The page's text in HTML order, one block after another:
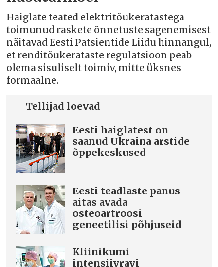
Haiglate teated elektritõukeratastega
toimunud raskete õnnetuste sagenemisest
näitavad Eesti Patsientide Liidu hinnangul,
et renditõukerataste regulatsioon peab
olema sisuliselt toimiv, mitte üksnes
formaalne.
Tellijad loevad
Eesti haiglatest on
saanud Ukraina arstide
õppekeskused
Eesti teadlaste panus
aitas avada
osteoartroosi
geneetilisi põhjuseid
Kliinikumi
intensiivravi